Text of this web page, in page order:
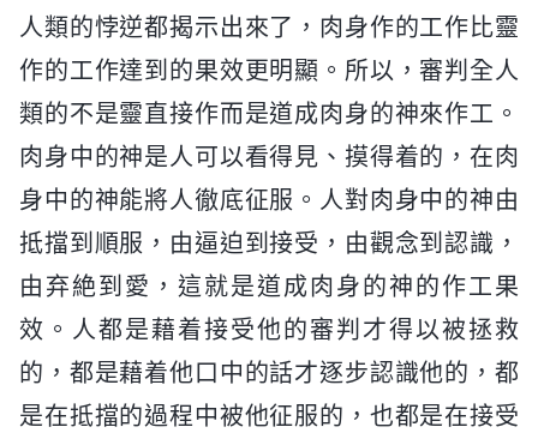
人類的悖逆都揭示出來了，肉身作的工作比靈
作的工作達到的果效更明顯。所以，審判全人
類的不是靈直接作而是道成肉身的神來作工。
肉身中的神是人可以看得見、摸得着的，在肉
身中的神能將人徹底征服。人對肉身中的神由
抵擋到順服，由逼迫到接受，由觀念到認識，
由弃絶到愛，這就是道成肉身的神的作工果
效。人都是藉着接受他的審判才得以被拯救
的，都是藉着他口中的話才逐步認識他的，都
是在抵擋的過程中被他征服的，也都是在接受